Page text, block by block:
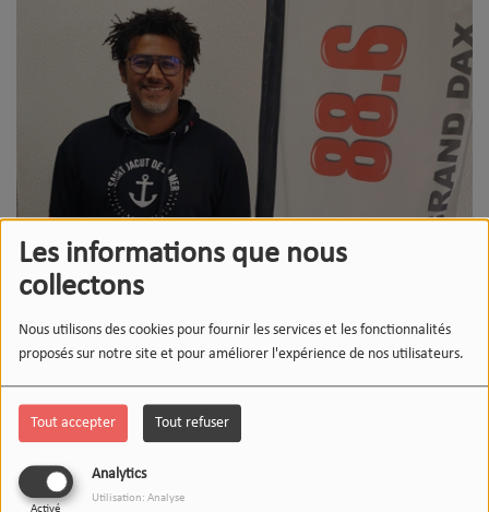
Les informations que nous
collectons
Nous utilisons des cookies pour fournir les services et les fonctionnalités
proposés sur notre site et pour améliorer l'expérience de nos utilisateurs.
Tout accepter Tout refuser
Analytics
Utilisation: Analyse
Écouter le podcast